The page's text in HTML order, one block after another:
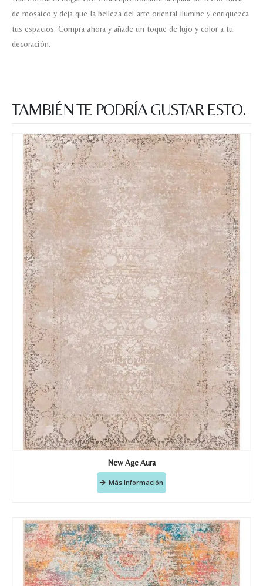
de mosaico y deja que la belleza del arte oriental ilumine y enriquezca
tus espacios. Compra ahora y añade un toque de lujo y color a tu
decoración.
TAMBIÉN TE PODRÍA GUSTAR ESTO.
New Age Aura
Más Información
Tu mensaje.
Nombre y Referencia del producto*
Acuerdo RGPD*
Doy mi consentimiento para que
esta web almacene la
información que envío para que
puedan responder a mi petición.
Recibir mi oferta